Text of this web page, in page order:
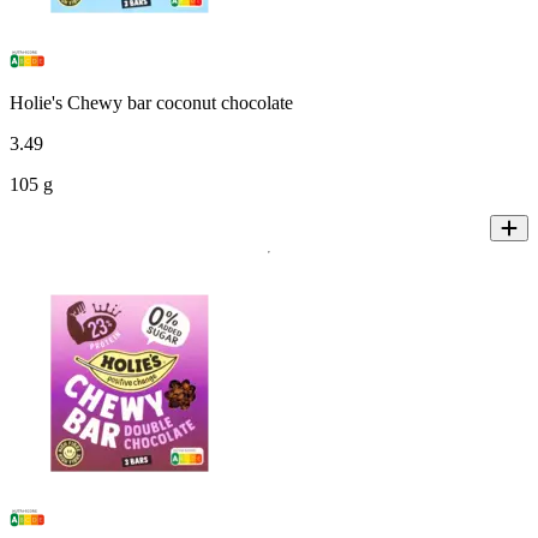
Holie's Chewy bar coconut chocolate
3.49
105 g